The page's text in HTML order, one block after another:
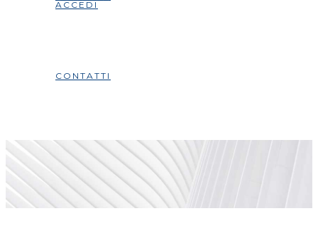
ACCEDI
CONTATTI